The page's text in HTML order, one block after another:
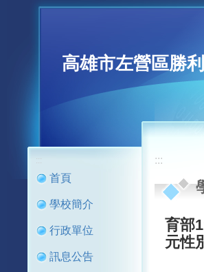
高雄市左營區勝
:::
首頁
學校簡介
行政單位
訊息公告
:::
育部
元性